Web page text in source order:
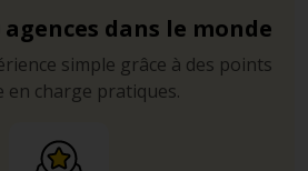
agences dans le monde
simple grâce à des points
en charge pratiques.